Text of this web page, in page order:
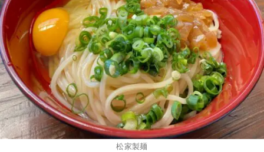
松家製麺